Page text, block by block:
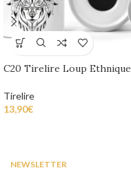
C20 Tirelire Loup Ethnique
Tirelire
13,90€
NEWSLETTER